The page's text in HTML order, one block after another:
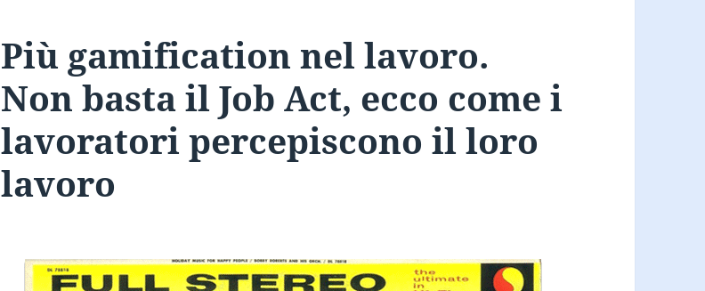
Più gamification nel lavoro.
Non basta il Job Act, ecco come i
lavoratori percepiscono il loro
lavoro